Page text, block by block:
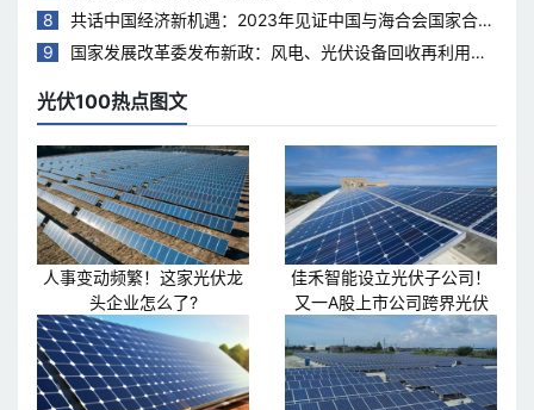
8
共话中国经济新机遇：2023年见证中国与海合会国家合作
热度持续升温
9
国家发展改革委发布新政：风电、光伏设备回收再利用，
光伏100热点图文
人事变动频繁！这家光伏龙
头企业怎么了?
佳禾智能设立光伏子公司！
又一A股上市公司跨界光伏